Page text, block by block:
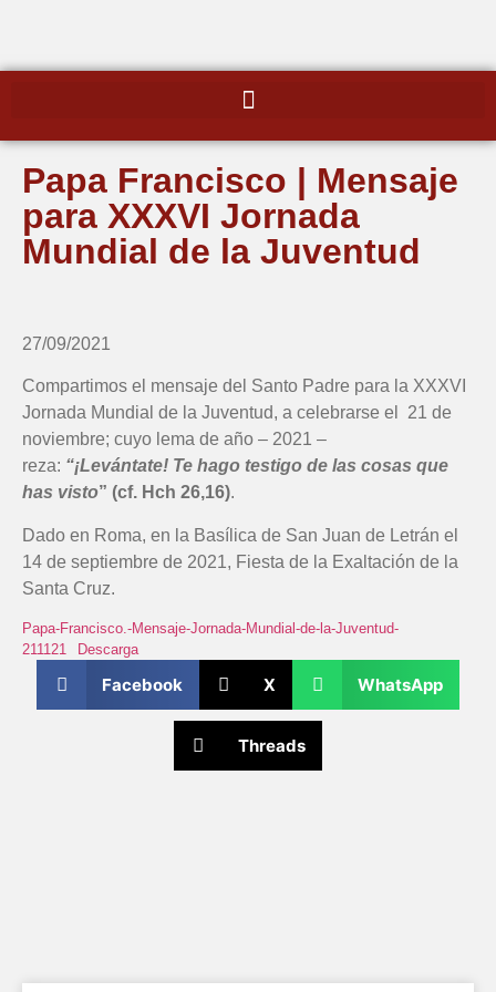
Papa Francisco | Mensaje
para XXXVI Jornada
Mundial de la Juventud
27/09/2021
Compartimos el mensaje del Santo Padre para la XXXVI
Jornada Mundial de la Juventud, a celebrarse el 21 de
noviembre; cuyo lema de año – 2021 –
reza: “¡Levántate! Te hago testigo de las cosas que
has visto” (cf. Hch 26,16).
Dado en Roma, en la Basílica de San Juan de Letrán el
14 de septiembre de 2021, Fiesta de la Exaltación de la
Santa Cruz.
Papa-Francisco.-Mensaje-Jornada-Mundial-de-la-Juventud-
211121
Descarga
Facebook X WhatsApp
Threads